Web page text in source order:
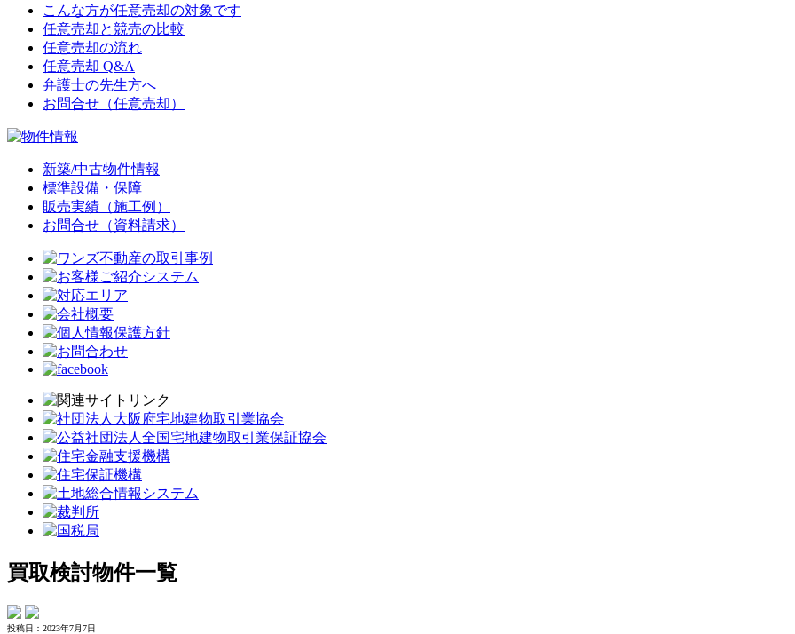
こんな方が任意売却の対象です
任意売却と競売の比較
任意売却の流れ
任意売却 Q&A
弁護士の先生方へ
お問合せ（任意売却）
新築/中古物件情報
標準設備・保障
販売実績（施工例）
お問合せ（資料請求）
買取検討物件一覧
投稿日：2023年7月7日